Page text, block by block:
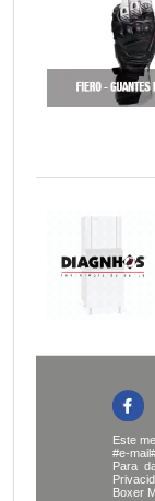
Este
#e-
Para
Boxer